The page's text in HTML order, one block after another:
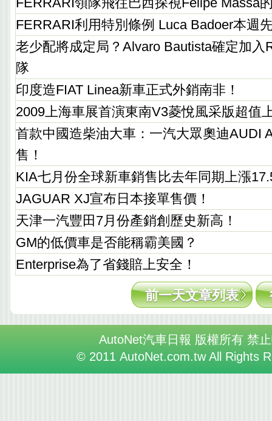
FERRARI利用特別條例 Luca Badoer本週
老少配將成定局？Alvaro Bautista確定加入
隊
印度造FIAT Linea新車正式外銷南非！
2009上海車展首演東南V3菱悅風采版超值
首款中國造柴油大車：一汽大眾奧迪AUDI
售！
KIA七月份全球新車銷售比去年同期上漲
JAGUAR XJ宣布日本接單售價！
天津一汽豐田7月份產銷創歷史新高！
GM的低價車是否能稱霸美國？
Enterprise為了省錢賠上安全！
前一天文章列表
AutoNet汽車日報 版權所有 禁
© 2011 AutoNet.com.tw All Rights